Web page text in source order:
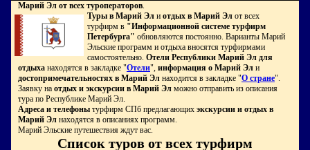
Марий Эл от всех туроператоров.
Туры в Марий Эл и отдых в Марий Эл от всех
турфирм в "Информационной системе турфирм
Петербурга" обновляются постоянно. Варианты Марий
Эльские программ и отдыха вносятся турфирмами
самостоятельно. Отели Республики Марий Эл для
отдыха находятся в закладке "Отели", информация о Марий Эл и
достопримечательностях в Марий Эл находится в закладке "О стране".
Заявку на отдых и экскурсии в Марий Эл можно отправить из описания
тура по Республике Марий Эл.
Адреса и телефоны турфирм СПб предлагающих экскурсии и отдых в
Марий Эл находятся в описаниях программ.
Марий Эльские путешествия ждут вас.
Список туров от всех турфирм